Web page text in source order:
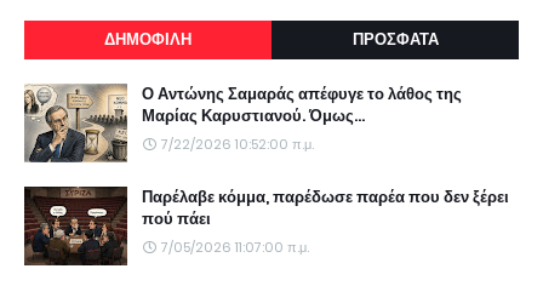
ΔΗΜΟΦΙΛΗ ΠΡΟΣΦΑΤΑ
Ο Αντώνης Σαμαράς απέφυγε το λάθος της
Μαρίας Καρυστιανού. Όμως...
7/22/2026 10:52:00 π.μ.
Παρέλαβε κόμμα, παρέδωσε παρέα που δεν ξέρει
πού πάει
7/05/2026 11:07:00 π.μ.